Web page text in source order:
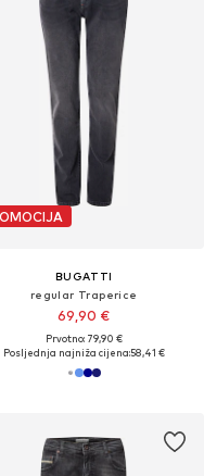
BUGATTI
regular Traperice
69,90 €
Prvotno: 79,90 €
Posljednja najniža cijena:58,41 €